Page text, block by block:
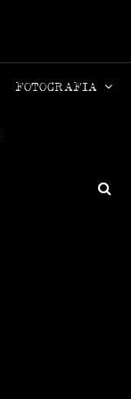
FOTOGRAFIA